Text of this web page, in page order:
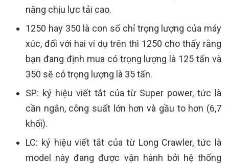
năng chịu lực tải cao.
1250 hay 350 là con số chỉ trọng lượng của máy
xúc, đối với hai ví dụ trên thì 1250 cho thấy rằng
bạn đang định mua có trọng lượng là 125 tấn và
350 sẽ có trọng lượng là 35 tấn.
SP: ký hiệu viết tắt của từ Super power, tức là
cần ngắn, công suất lớn hơn và gầu to hơn (6,7
khối).
LC: ký hiệu viết tắt của từ Long Crawler, tức là
model này đang được vận hành bởi hệ thống